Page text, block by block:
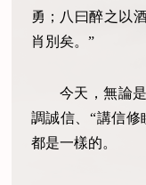
勇；八曰醉之以
肖別矣。”
今天，無論
調誠信、“講信
都是一樣的。